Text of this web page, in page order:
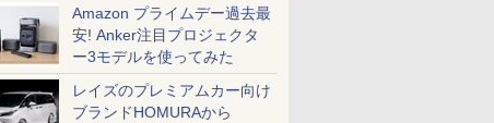
Amazon プライムデー過去最
安! Anker注目プロジェクタ
ー3モデルを使ってみた
レイズのプレミアムカー向け
ブランドHOMURAから